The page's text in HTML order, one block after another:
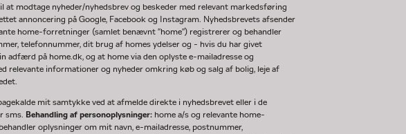
modtage nyheder/nyhedsbrev og beskeder med relevant markedsføring
annoncering på Google, Facebook og Instagram. Nyhedsbrevets afsender
home-forretninger (samlet benævnt "home") registrerer og behandler
telefonnummer, dit brug af homes ydelser og - hvis du har givet
på home.dk, og at home via den oplyste e-mailadresse og
relevante informationer og nyheder omkring køb og salg af bolig, leje af
mit samtykke ved at afmelde direkte i nyhedsbrevet eller i de
sms. Behandling af personoplysninger: home a/s og relevante home-
oplysninger om mit navn, e-mailadresse, postnummer,